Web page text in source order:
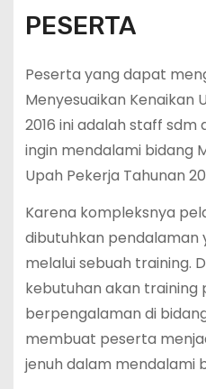
PESERTA
Peserta yang dapat
Menyesuaikan Kenaikan
2016 ini adalah staff
ingin mendalami bidang
Upah Pekerja Tahunan
Karena kompleksnya
dibutuhkan pendalaman
melalui sebuah training.
kebutuhan akan training
berpengalaman di
membuat peserta
jenuh dalam mendalami